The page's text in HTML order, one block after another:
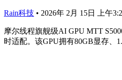
Rain科技 • 2026年 2月 15日 上午
摩尔线程旗舰级AI GPU MTT
时适配。该GPU拥有80GB显存、